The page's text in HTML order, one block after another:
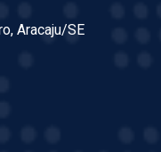
Aracaju/SE